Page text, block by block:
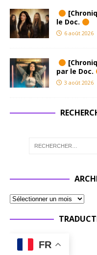
le Doc.
6 août 2026
par le Doc.
3 août 2026
FR